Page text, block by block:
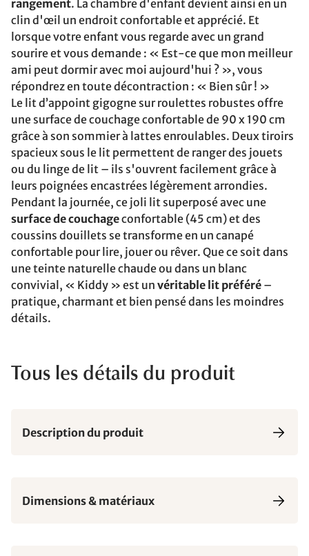
rangement. La chambre d'enfant devient ainsi en un
clin d'œil un endroit confortable et apprécié. Et
lorsque votre enfant vous regarde avec un grand
sourire et vous demande : « Est-ce que mon meilleur
ami peut dormir avec moi aujourd'hui ? », vous
répondrez en toute décontraction : « Bien sûr ! »
Le lit d’appoint gigogne sur roulettes robustes offre
une surface de couchage confortable de 90 x 190 cm
grâce à son sommier à lattes enroulables. Deux tiroirs
spacieux sous le lit permettent de ranger des jouets
ou du linge de lit – ils s'ouvrent facilement grâce à
leurs poignées encastrées légèrement arrondies.
Pendant la journée, ce joli lit superposé avec une
surface de couchageconfortable (45 cm) et des
coussins douillets se transforme en un canapé
confortable pour lire, jouer ou rêver. Que ce soit dans
une teinte naturelle chaude ou dans un blanc
convivial, « Kiddy » est un véritable lit préféré –
pratique, charmant et bien pensé dans les moindres
détails.
Tous les détails du produit
Description du produit
Dimensions & matériaux